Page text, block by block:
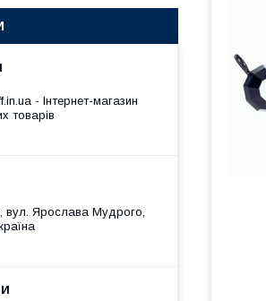
- Інтернет-магазин
товарів
вул. Ярослава Мудрого,